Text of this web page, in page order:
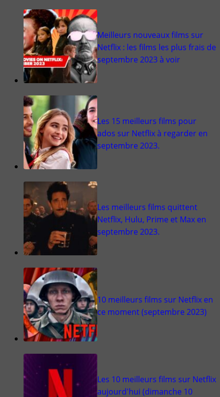
Meilleurs nouveaux films sur
Netflix : les films les plus frais de
septembre 2023 à voir
Les 15 meilleurs films pour
ados sur Netflix à regarder en
septembre 2023.
Les meilleurs films quittent
Netflix, Hulu, Prime et Max en
septembre 2023.
10 meilleurs films sur Netflix en
ce moment (septembre 2023)
Les 10 meilleurs films sur Netflix
aujourd'hui (dimanche 10